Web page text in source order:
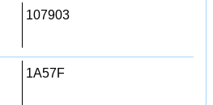
107903
1A57F